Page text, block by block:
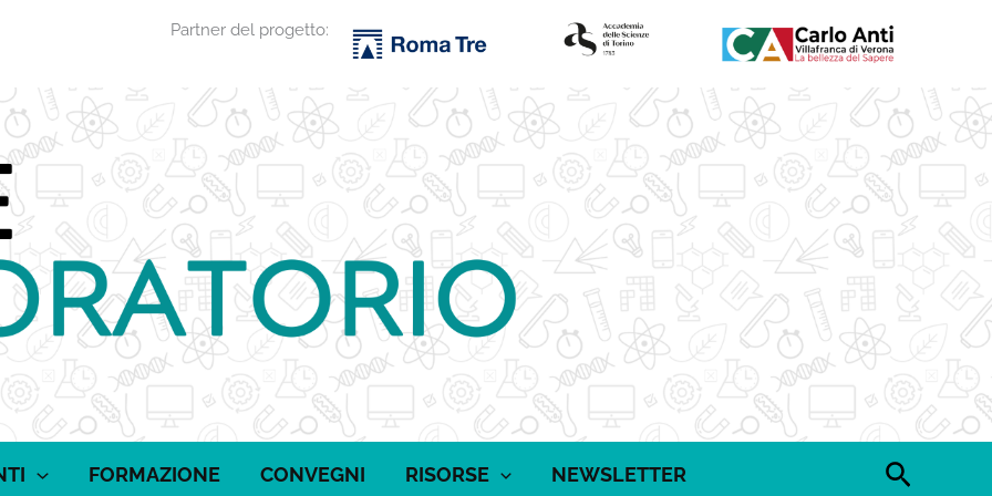
Partner del progetto:
FORMAZIONE CONVEGNI RISORSE NEWSLETTER Cerca